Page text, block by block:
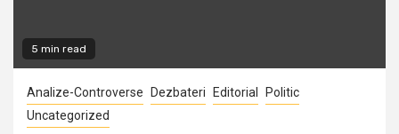
5 min read
Analize-Controverse Dezbateri Editorial
Politic
Uncategorized